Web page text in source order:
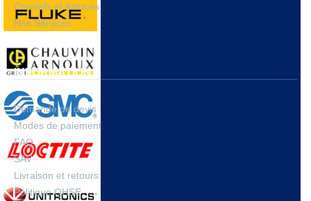
Conseils et Astuces
Nos Services
INFORMATIONS
Demande de devis
Modes de paiement
FAQ
SAV
Livraison et retours
Politique QHSE